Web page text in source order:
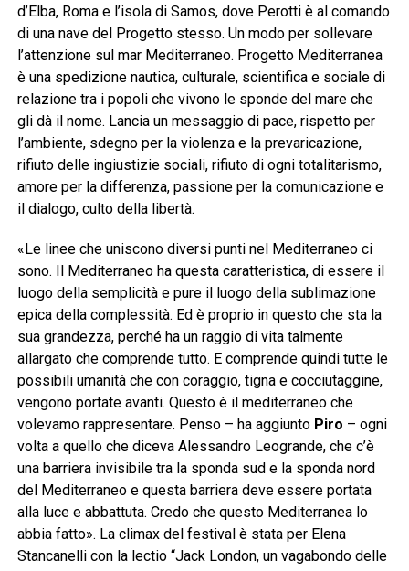
d’Elba, Roma e l’isola di Samos, dove Perotti è al comando
di una nave del Progetto stesso. Un modo per sollevare
l’attenzione sul mar Mediterraneo. Progetto Mediterranea
è una spedizione nautica, culturale, scientifica e sociale di
relazione tra i popoli che vivono le sponde del mare che
gli dà il nome. Lancia un messaggio di pace, rispetto per
l’ambiente, sdegno per la violenza e la prevaricazione,
rifiuto delle ingiustizie sociali, rifiuto di ogni totalitarismo,
amore per la differenza, passione per la comunicazione e
il dialogo, culto della libertà.
«Le linee che uniscono diversi punti nel Mediterraneo ci
sono. Il Mediterraneo ha questa caratteristica, di essere il
luogo della semplicità e pure il luogo della sublimazione
epica della complessità. Ed è proprio in questo che sta la
sua grandezza, perché ha un raggio di vita talmente
allargato che comprende tutto. E comprende quindi tutte le
possibili umanità che con coraggio, tigna e cocciutaggine,
vengono portate avanti. Questo è il mediterraneo che
volevamo rappresentare. Penso – ha aggiunto Piro – ogni
volta a quello che diceva Alessandro Leogrande, che c’è
una barriera invisibile tra la sponda sud e la sponda nord
del Mediterraneo e questa barriera deve essere portata
alla luce e abbattuta. Credo che questo Mediterranea lo
abbia fatto». La climax del festival è stata per Elena
Stancanelli con la lectio “Jack London, un vagabondo delle